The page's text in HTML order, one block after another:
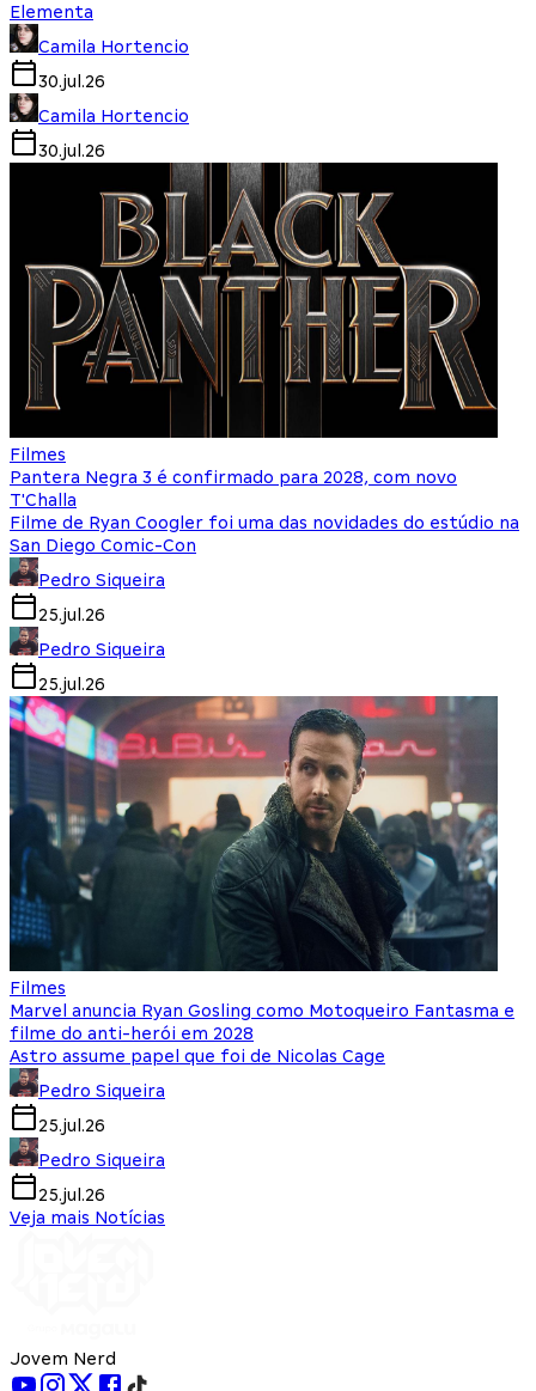
Elementa
Camila Hortencio
30.jul.26
Camila Hortencio
30.jul.26
Filmes
Pantera Negra 3 é confirmado para 2028, com novo
T'Challa
Filme de Ryan Coogler foi uma das novidades do estúdio na
San Diego Comic-Con
Pedro Siqueira
25.jul.26
Pedro Siqueira
25.jul.26
Filmes
Marvel anuncia Ryan Gosling como Motoqueiro Fantasma e
filme do anti-herói em 2028
Astro assume papel que foi de Nicolas Cage
Pedro Siqueira
25.jul.26
Pedro Siqueira
25.jul.26
Veja mais Notícias
Jovem Nerd